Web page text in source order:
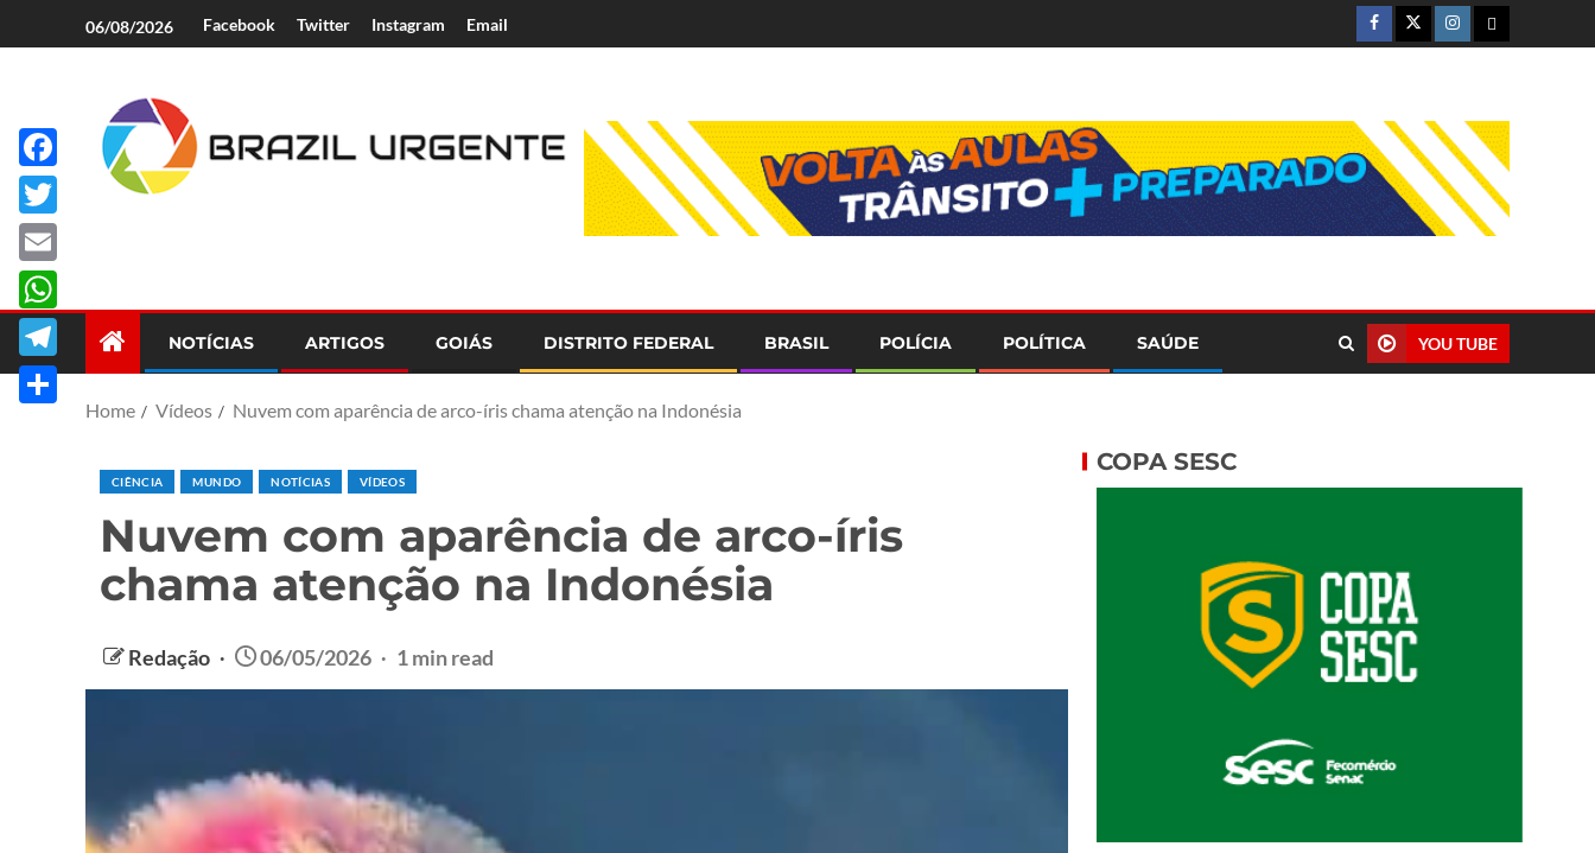
06/08/2026 Facebook Twitter Instagram Email
NOTÍCIAS ARTIGOS GOIÁS DISTRITO FEDERAL BRASIL POLÍCIA POLÍTICA SAÚDE YOU TUBE
Home Vídeos Nuvem com aparência de arco-íris chama atenção na Indonésia
CIÊNCIA MUNDO NOTÍCIAS VÍDEOS
Nuvem com aparência de arco-íris
chama atenção na Indonésia
Redação 06/05/2026 1 min read
Facebook
Twitter
Email
WhatsApp
Telegram
COPA SESC